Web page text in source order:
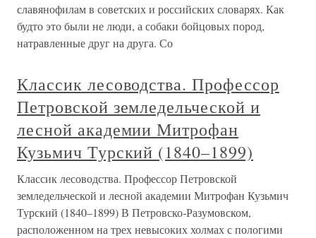
славянофилам в советских и российских словарях. Как
будто это были не люди, а собаки бойцовых пород,
натравленные друг на друга. Со
Классик лесоводства. Профессор
Петровской земледельческой и
лесной академии Митрофан
Кузьмич Турский (1840–1899)
Классик лесоводства. Профессор Петровской
земледельческой и лесной академии Митрофан Кузьмич
Турский (1840–1899) В Петровско-Разумовском,
расположенном на трех невысоких холмах с пологими